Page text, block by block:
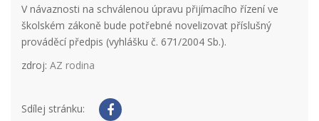
V návaznosti na schválenou úpravu přijímacího řízení ve
školském zákoně bude potřebné novelizovat příslušný
prováděcí předpis (vyhlášku č. 671/2004 Sb.).
zdroj: AZ rodina
Sdílej stránku: